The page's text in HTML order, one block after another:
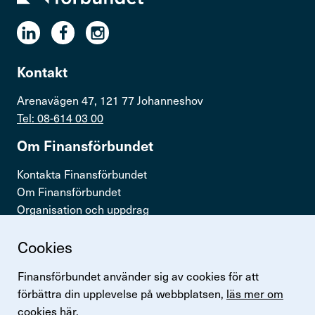
Cookies
Finansförbundet använder sig av cookies för att
förbättra din upplevelse på webbplatsen, läs mer om
cookies här.
Kontakt
Arenavägen 47, 121 77 Johanneshov
Tel: 08-614 03 00
Om Finans­för­bundet
Kontakta Finansförbundet
Om Finansförbundet
Organisation och uppdrag
Snabb­länkar
Logga in
Lönestatistik